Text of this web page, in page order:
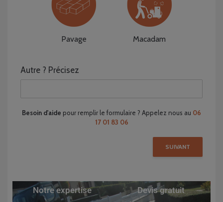
Pavage Macadam
Autre ? Précisez
Besoin d'aide pour remplir le formulaire ? Appelez nous au 06
17 01 83 06
SUIVANT
Notre expertise Devis gratuit